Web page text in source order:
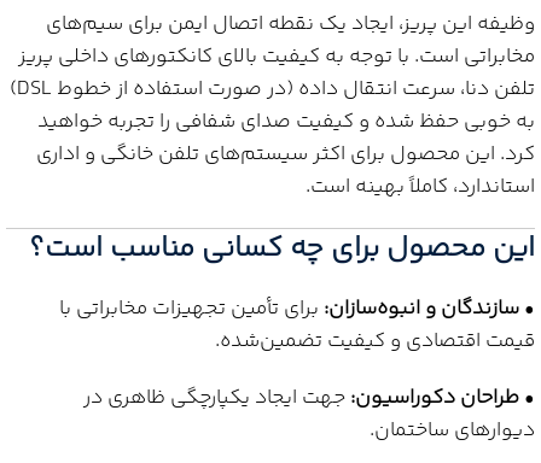
وظیفه این پریز، ایجاد یک نقطه اتصال ایمن برای سیم‌های
مخابراتی است. با توجه به کیفیت بالای کانکتورهای داخلی پریز
تلفن دنا، سرعت انتقال داده (در صورت استفاده از خطوط DSL)
به خوبی حفظ شده و کیفیت صدای شفافی را تجربه خواهید
کرد. این محصول برای اکثر سیستم‌های تلفن خانگی و اداری
استاندارد، کاملاً بهینه است.
این محصول برای چه کسانی مناسب است؟
•سازندگان و انبوه‌سازان: برای تأمین تجهیزات مخابراتی با
قیمت اقتصادی و کیفیت تضمین‌شده.
•طراحان دکوراسیون:جهت ایجاد یکپارچگی ظاهری در
دیوارهای ساختمان.